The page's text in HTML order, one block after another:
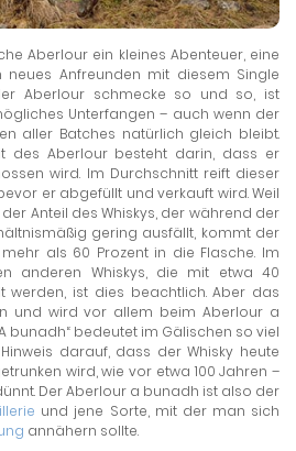
Aberlour ein kleines Abenteuer, eine
neues Anfreunden mit diesem Single
Aberlour schmecke so und so, ist
Unterfangen – auch wenn der
aller Batches natürlich gleich bleibt.
des Aberlour besteht darin, dass er
wird. Im Durchschnitt reift dieser
er abgefüllt und verkauft wird. Weil
der Anteil des Whiskys, der während der
gering ausfällt, kommt der
als 60 Prozent in die Flasche. Im
anderen Whiskys, die mit etwa 40
werden, ist dies beachtlich. Aber das
und wird vor allem beim Aberlour a
bunadh“ bedeutet im Gälischen so viel
darauf, dass der Whisky heute
wird, wie vor etwa 100 Jahren –
Der Aberlour a bunadh ist also der
und jene Sorte, mit der man sich
annähern sollte.